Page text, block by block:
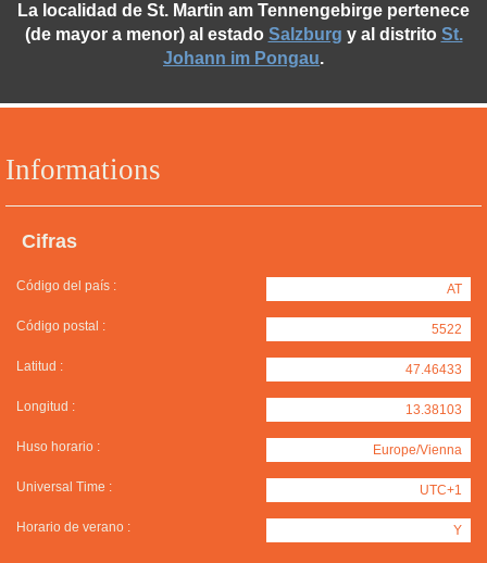
Informations
Cifras
Código del país : AT
Código postal : 5522
Latitud : 47.46433
Longitud : 13.38103
Huso horario : Europe/Vienna
Universal Time : UTC+1
Horario de verano : Y
La localidad de St. Martin am Tennengebirge pertenece
(de mayor a menor) al estado Salzburg y al distrito St.
Johann im Pongau.